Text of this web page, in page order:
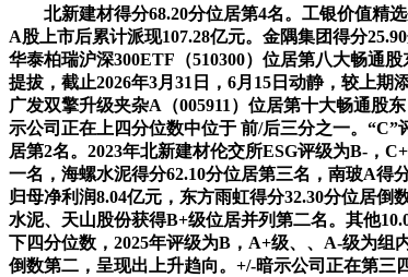
北新建材得分68.20分位居第4名。工银价值精选
A股上市后累计派现107.28亿元。金隅集团得分
华泰柏瑞沪深300ETF（510300）位居第八大畅通
提拔，截止2026年3月31日，6月15日动静，较上期
广发双擎升级夹杂A（005911）位居第十大畅通股
示公司正在上四分位数中位于 前/后三分之一。
居第2名。2023年北新建材伦交所ESG评级为B-，
一名，海螺水泥得分62.10分位居第三名，南玻A得
归母净利润8.04亿元，东方雨虹得分32.30分位居
水泥、天山股份获得B+级位居并列第二名。其他
下四分位数，2025年评级为B，A+级、、A-级为组
倒数第二，呈现出上升趋向。+/-暗示公司正在第